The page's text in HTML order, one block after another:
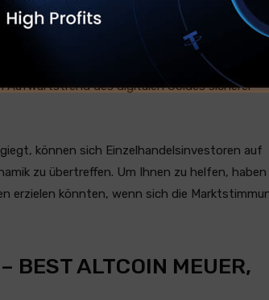
der Woche insgesamt aus.
weiterhin Abflüsse feststellten, was
des digitalen Goldes sicherer
können sich Einzelhandelsinvestoren auf
zu übertreffen. Um Ihnen zu helfen,
erzielen könnten, wenn sich die
ALTCOIN MEUER,